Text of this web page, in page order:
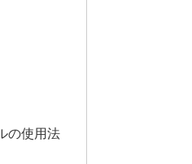
の使用法